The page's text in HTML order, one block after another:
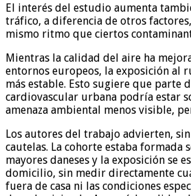
El interés del estudio aumenta
tráfico, a diferencia de otros
mismo ritmo que ciertos
Mientras la calidad del aire ha
entornos europeos, la exposición al
más estable. Esto sugiere que parte
cardiovascular urbana podría estar
amenaza ambiental menos visible,
Los autores del trabajo advierten,
cautelas. La cohorte estaba formada
mayores daneses y la exposición se
domicilio, sin medir directamente
fuera de casa ni las condiciones